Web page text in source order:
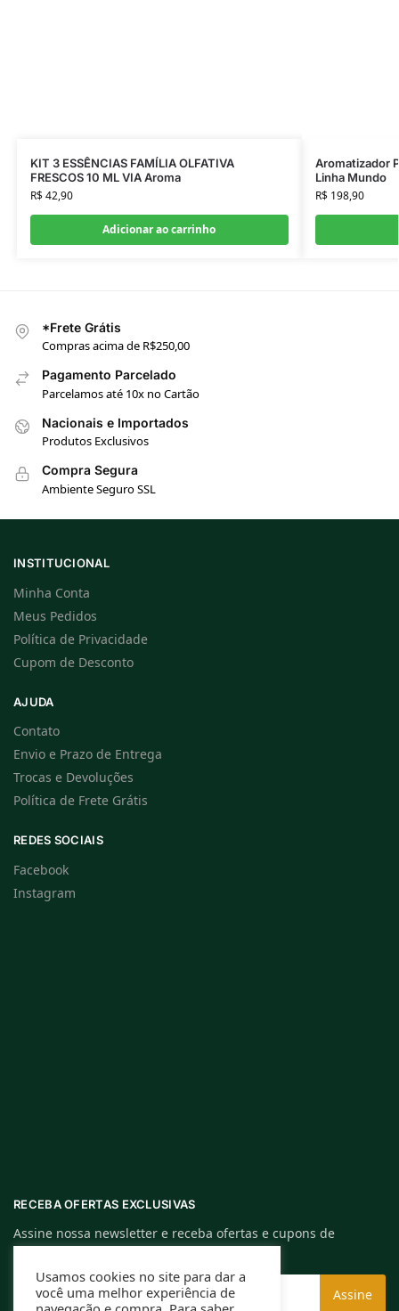
KIT 3 ESSÊNCIAS FAMÍLIA OLFATIVA
FRESCOS 10 ML VIA Aroma
R$42,90
Adicionar ao carrinho
Aromatizador
Linha Mundo
R$198,90
*Frete Grátis
Compras acima de R$250,00
Pagamento Parcelado
Parcelamos até 10x no Cartão
Nacionais e Importados
Produtos Exclusivos
Compra Segura
Ambiente Seguro SSL
INSTITUCIONAL
Minha Conta
Meus Pedidos
Política de Privacidade
Cupom de Desconto
AJUDA
Contato
Envio e Prazo de Entrega
Trocas e Devoluções
Política de Frete Grátis
REDES SOCIAIS
Facebook
Instagram
RECEBA OFERTAS EXCLUSIVAS
Assine nossa newsletter e receba ofertas e cupons de
descontos exclusivos.
Usamos cookies no site para dar a
você uma melhor experiência de